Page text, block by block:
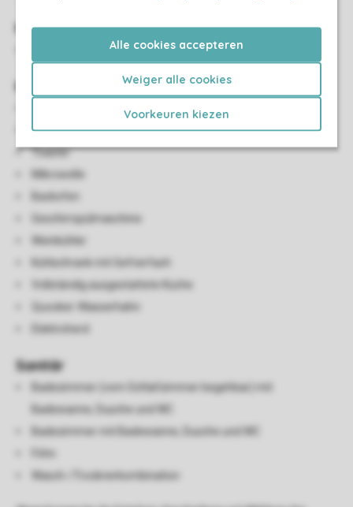
Alle cookies accepteren
Weiger alle cookies
Voorkeuren kiezen
Kinder-Einrichtungen
Kinderhochstuhl (auf Anfrage)
Offene Küche mit Kochinsel
Bar
Toaster
Mikrowelle
Backofen
Geschirrspülmaschine
Weinkühler
Kühlschrank mit Gefrierfach
Vollständig ausgestattete Küche
Quooker-Wasserhahn
Elektroherd
Sanitär
Badezimmer (vom Schlafzimmer begehbar) mit
Badewanne, Dusche und WC
Badezimmer mit Badewanne, Dusche und WC
Wasch-/Trocknerkombination